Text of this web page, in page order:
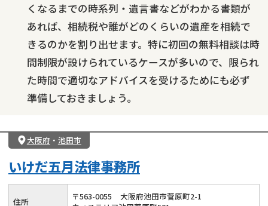
くなるまでの時系列・遺言書などがわかる書類が
あれば、相続税や誰がどのくらいの遺産を相続で
きるのかを割り出せます。特に初回の無料相談は時
間制限が設けられているケースが多いので、限られ
た時間で適切なアドバイスを受けるためにも必ず
準備しておきましょう。
大阪府・ 池田市
いけだ五月法律事務所
住所 〒563-0055
大阪府池田市菅原町2-1